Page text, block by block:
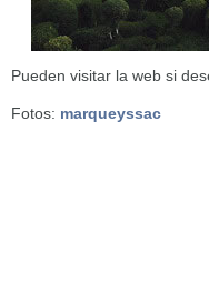
Pueden visitar la web si
Fotos: marqueyssac